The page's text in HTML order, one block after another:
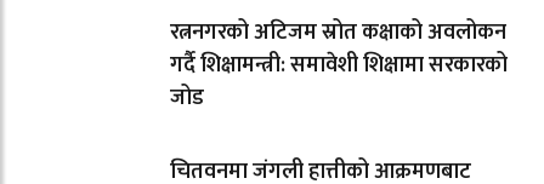
रत्ननगरको अटिजम स्रोत कक्षाको अवलोकन
गर्दै शिक्षामन्त्री: समावेशी शिक्षामा सरकारको
जोड
चितवनमा जंगली हात्तीको आक्रमणबाट